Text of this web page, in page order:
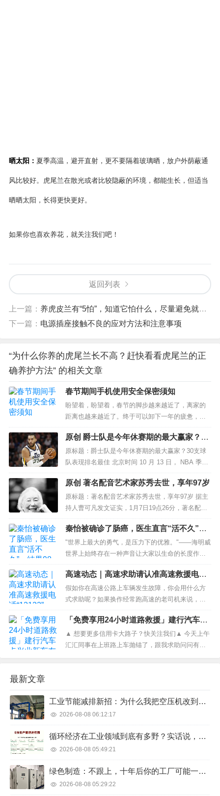
晒太阳： 夏季高温，避开直射，更不要隔着玻璃晒，放户外荫蔽通
风比较好。虎尾兰在散光或者比较隐蔽的环境，都能生长，但适当
晒晒太阳，长得更快更好。
如果你也喜欢养花，就关注我们吧！
返回列表
上一篇： 养虎皮兰有“5怕”，知道它怕什么，尽量避免就好了
下一篇： 电源插座接触不良的应对方法和注意事项
“为什么你养的虎尾兰长不高？赶快看看虎尾兰的正
确养护方法” 的相关文章
春节期间手机使用安全保密须知
盼望着，盼望着，春节的脚步越来越近了，离家的
距离也越来越近了。终于可以卸下一年的疲惫，享
受阖家团圆的热闹与喜庆。但是，过节期间也要绷
紧保密弦，不仅保护好国家秘密，也要保护好个人
隐私和财产安全。“保密观”在这里...
原创 爵士队是今年休赛期的最大赢家？30
支球队表现排名最佳
原标题：爵士队是今年休赛期的最大赢家？30支球
队表现排名最佳 北京时间 10 月 13 日， NBA 季前
赛正在如火如荼的进行着，而新赛季也即将开启，
知名美媒 Bleacher Report 公布了...
原创 著名配音艺术家苏秀去世，享年97岁
原标题：著名配音艺术家苏秀去世，享年97岁 据主
持人曹可凡发文证实，1月7日19点26分，著名配音
艺术家、译制片导演苏秀因病去世，享年97岁。 曹
可凡发文悼念道：“再见，苏秀老师。谢谢您和邱岳
峰、毕克等老一代配音艺术家，在那个灵魂贫脊的
时代，给我们这代人送来的精神粮食，让...
秦怡被确诊了肠癌，医生直言“活不久”，
结果98岁仍容光焕发
"世界上最大的勇气，是压力下的优雅。"——海明威
世界上始终存在一种声音让大家以生命的长度作为
评价人生价值的标准，但有些人二十岁的年纪就已
经让旁人感受到了生命力的枯竭，而有些人即使已
经高龄近百，仍然绽...
高速动态｜高速求助请认准高速救援电话
“12122”
假如你在高速公路上车辆发生故障，你会用什么方
式求助呢？如果换作经常跑高速的老司机来说，肯
定第一时间会拨打救援热线“12122”。但是有好多新
手司机，他会想到去网上寻找救援服务。近期就有
一名司机在高速公路上车辆抛锚后不知所措，就在
网络上寻找救援服务，结果遭遇了骗局。...
「免费享用24小时道路救援」建行汽车卡
兴业新车友卡
▲ 想要更多信用卡大路子？快关注我们▲ 今天上午
汇汇同事在上班路上车抛锚了，跟我求助问问有没
最新文章
工业节能减排新招：为什么我把空压机改到吐血，电费却降了40%？
2026-08-08 06:12:17
循环经济在工业领域到底有多野？实话说，我被车间的废料吓到了
2026-08-08 05:49:21
绿色制造：不跟上，十年后你的工厂可能一文不值
2026-08-08 05:29:22